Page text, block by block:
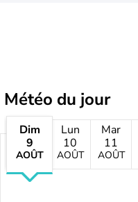
Météo du jour
Dim
9
AOÛT
Lun
10
AOÛT
Mar
11
AOÛT